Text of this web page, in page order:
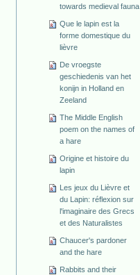
towards medieval fauna
Que le lapin est la
forme domestique du
lièvre
De vroegste
geschiedenis van het
konijn in Holland en
Zeeland
The Middle English
poem on the names of
a hare
Origine et histoire du
lapin
Les jeux du Lièvre et
du Lapin: réflexion sur
l'imaginaire des Grecs
et des Naturalistes
Chaucer's pardoner
and the hare
Rabbits and their